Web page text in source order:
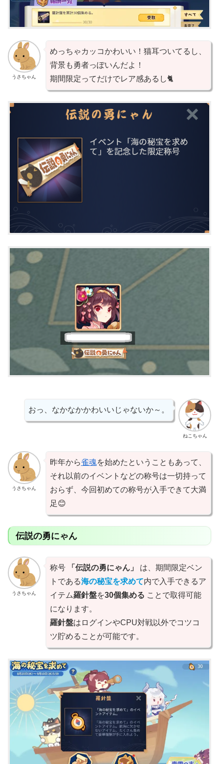
うさちゃん
めっちゃカッコかわいい！猫耳ついてるし、
背景も勇者っぽいんだよ！
期間限定ってだけでレア感あるし🐈
ねこちゃん
おっ、なかなかかわいいじゃないか～。
うさちゃん
昨年から雀魂を始めたということもあって、
それ以前のイベントなどの称号は一切持って
おらず、今回初めての称号が入手できて大満
足😊
伝説の勇にゃん
うさちゃん
称号 「伝説の勇にゃん」
は、期間限定ベン
トである海の秘宝を求めて内で入手できるア
イテム羅針盤を30個集める ことで取得可能
になります。
羅針盤はログインやCPU対戦以外でコツコ
ツ貯めることが可能です。